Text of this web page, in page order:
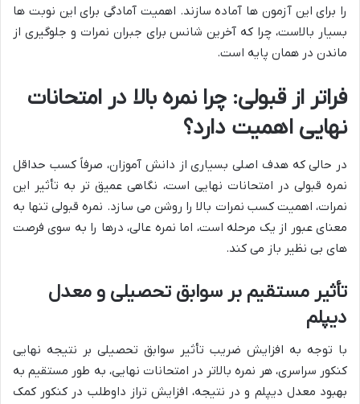
را برای این آزمون ها آماده سازند. اهمیت آمادگی برای این نوبت ها
بسیار بالاست، چرا که آخرین شانس برای جبران نمرات و جلوگیری از
ماندن در همان پایه است.
فراتر از قبولی: چرا نمره بالا در امتحانات
نهایی اهمیت دارد؟
در حالی که هدف اصلی بسیاری از دانش آموزان، صرفاً کسب حداقل
نمره قبولی در امتحانات نهایی است، نگاهی عمیق تر به تأثیر این
نمرات، اهمیت کسب نمرات بالا را روشن می سازد. نمره قبولی تنها به
معنای عبور از یک مرحله است، اما نمره عالی، درها را به سوی فرصت
های بی نظیر باز می کند.
تأثیر مستقیم بر سوابق تحصیلی و معدل
دیپلم
با توجه به افزایش ضریب تأثیر سوابق تحصیلی بر نتیجه نهایی
کنکور سراسری، هر نمره بالاتر در امتحانات نهایی، به طور مستقیم به
بهبود معدل دیپلم و در نتیجه، افزایش تراز داوطلب در کنکور کمک